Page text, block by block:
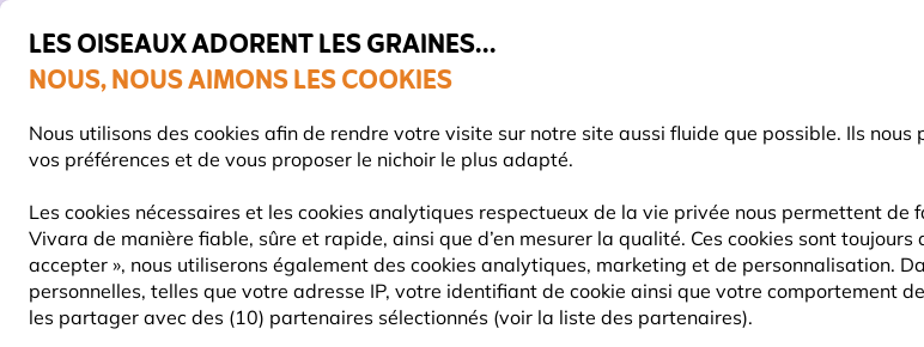
LES OISEAUX ADORENT LES GRAINES...
NOUS, NOUS AIMONS LES COOKIES
Nous utilisons des cookies afin de rendre votre visite sur notre site aussi fluide que possible. Ils
vos préférences et de vous proposer le nichoir le plus adapté.
Les cookies nécessaires et les cookies analytiques respectueux de la vie privée nous permettent de
Vivara de manière fiable, sûre et rapide, ainsi que d’en mesurer la qualité. Ces cookies sont toujours
accepter », nous utiliserons également des cookies analytiques, marketing et de personnalisation.
personnelles, telles que votre adresse IP, votre identifiant de cookie ainsi que votre comportement
les partager avec des (10) partenaires sélectionnés (voir la liste des partenaires).
Très bien noté dans 11 pays
Livraison express gratuite dès 59 €
Chercher
NOURRITURE MANGEOIRES NICHOIRS FAUNE PLANTES OBSERVATION
Mangeoires Pour Oiseaux Silos pour graines Coffret avec protection amovible pour silo maxi 4